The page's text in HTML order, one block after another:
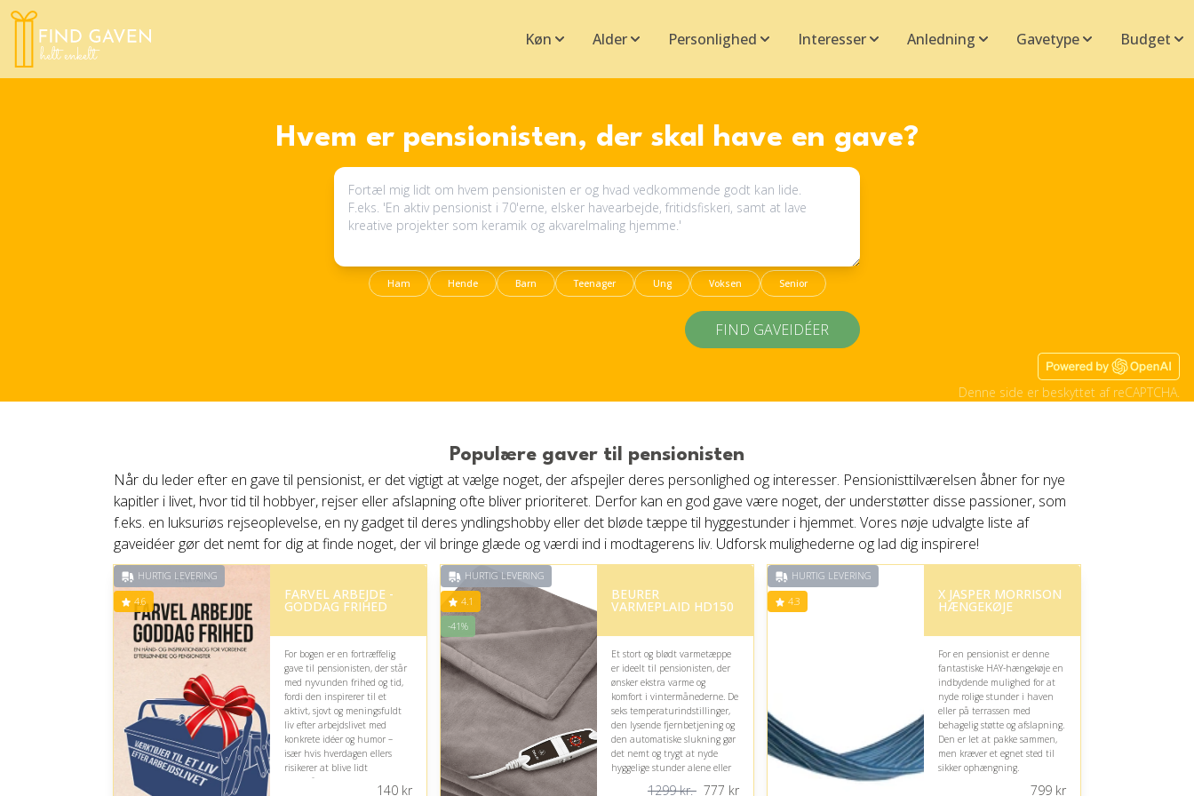
Køn Alder Personlighed Interesser Anledning Gavetype Budget
Hvem er pensionisten, der skal have en gave?
Ham Hende Barn Teenager Ung Voksen Senior
FIND GAVEIDÉER
Denne side er beskyttet af reCAPTCHA.
Populære gaver til pensionisten
Når du leder efter en gave til pensionist, er det vigtigt at vælge noget, der afspejler deres personlighed og interesser. Pensionisttilværelsen åbner for nye
kapitler i livet, hvor tid til hobbyer, rejser eller afslapning ofte bliver prioriteret. Derfor kan en god gave være noget, der understøtter disse passioner, som
f.eks. en luksuriøs rejseoplevelse, en ny gadget til deres yndlingshobby eller det bløde tæppe til hyggestunder i hjemmet. Vores nøje udvalgte liste af
gaveidéer gør det nemt for dig at finde noget, der vil bringe glæde og værdi ind i modtagerens liv. Udforsk mulighederne og lad dig inspirere!
HURTIG LEVERING
4.6 FARVEL ARBEJDE -
GODDAG FRIHED
For bogen er en fortræffelig
gave til pensionisten, der står
med nyvunden frihed og tid,
fordi den inspirerer til et
aktivt, sjovt og meningsfuldt
liv efter arbejdslivet med
konkrete idéer og humor –
især hvis hverdagen ellers
risikerer at blive lidt
stillestående.
140kr
HURTIG LEVERING
4.1
-41%
BEURER
VARMEPLAID HD150
Et stort og blødt varmetæppe
er ideelt til pensionisten, der
ønsker ekstra varme og
komfort i vintermånederne. De
seks temperaturindstillinger,
den lysende fjernbetjening og
den automatiske slukning gør
det nemt og trygt at nyde
hyggelige stunder alene eller
1299 kr. 777 kr
HURTIG LEVERING
4.3 X JASPER MORRISON
HÆNGEKØJE
For en pensionist er denne
fantastiske HAY-hængekøje en
indbydende mulighed for at
nyde rolige stunder i haven
eller på terrassen med
behagelig støtte og afslapning.
Den er let at pakke sammen,
men kræver et egnet sted til
sikker ophængning.
799kr